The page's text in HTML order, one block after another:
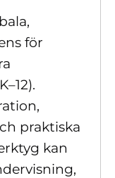
för
praktiska
kan